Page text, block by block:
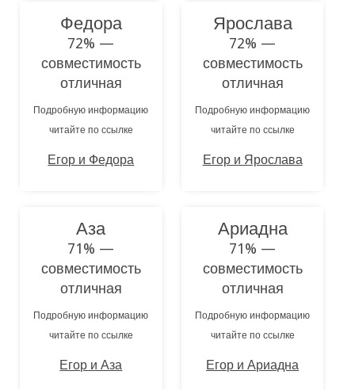
Федора
72% —
совместимость
отличная
Подробную информацию
читайте по ссылке
Егор и Федора
Ярослава
72% —
совместимость
отличная
Подробную информацию
читайте по ссылке
Егор и Ярослава
Аза
71% —
совместимость
отличная
Подробную информацию
читайте по ссылке
Егор и Аза
Ариадна
71% —
совместимость
отличная
Подробную информацию
читайте по ссылке
Егор и Ариадна